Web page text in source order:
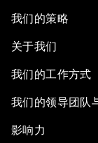
我们的策略
关于我们
我们的工作方式
我们的领导团队
影响力